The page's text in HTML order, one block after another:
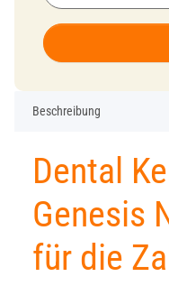
Beschreibung
Dental
Genesis
für die